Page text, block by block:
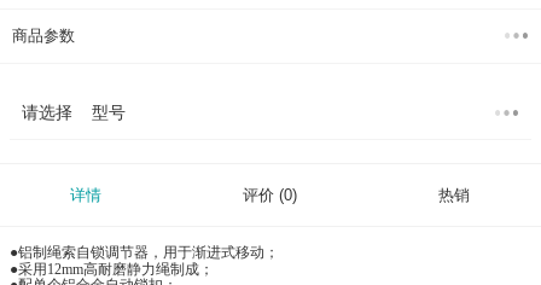
商品参数
请选择 型号
详情 评价 (0) 热销
●铝制绳索自锁调节器，用于渐进式移动；
●采用12mm高耐磨静力绳制成；